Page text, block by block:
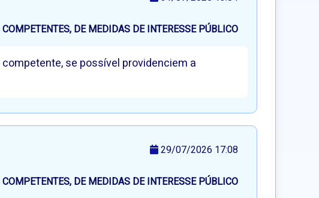
DE MEDIDAS DE INTERESSE PÚBLICO
se possível providenciem a
29/07/2026 17:08
DE MEDIDAS DE INTERESSE PÚBLICO